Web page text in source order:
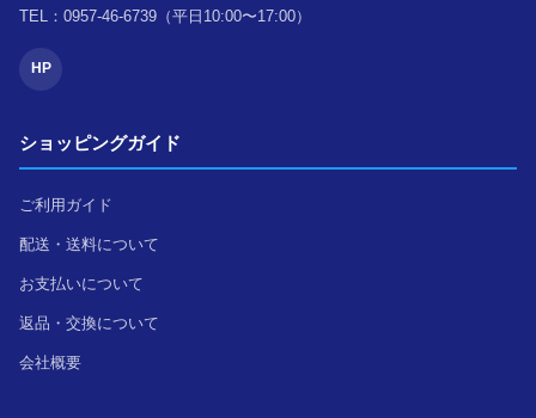
TEL：0957-46-6739（平日10:00〜17:00）
HP
ショッピングガイド
ご利用ガイド
配送・送料について
お支払いについて
返品・交換について
会社概要